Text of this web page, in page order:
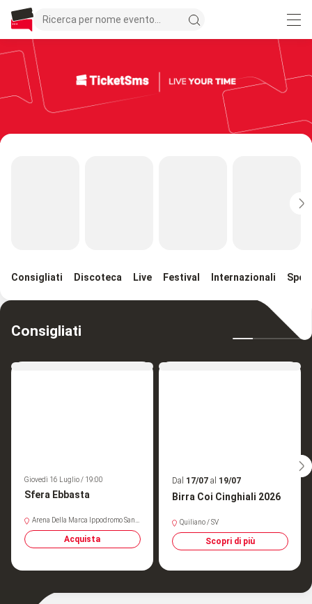
Consigliati Discoteca Live Festival Internazionali
Consigliati
Giovedì 16 Luglio / 19:00
Sfera Ebbasta
Arena Della Marca Ippodromo Sant
Artemio
Acquista
Dal 17/07al 19/07
Birra Coi Cinghiali 2026
Quiliano / SV
Scopri di più